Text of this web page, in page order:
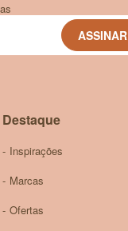
ASSINAR
Destaque
Inspirações
Marcas
Ofertas